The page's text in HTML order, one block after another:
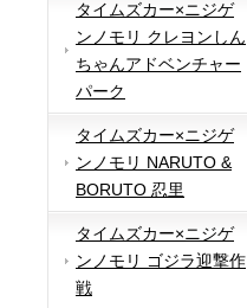
タイムズカー×ニジゲ
ンノモリ クレヨンしん
ちゃんアドベンチャー
パーク
タイムズカー×ニジゲ
ンノモリ NARUTO &
BORUTO 忍里
タイムズカー×ニジゲ
ンノモリ ゴジラ迎撃作
戦